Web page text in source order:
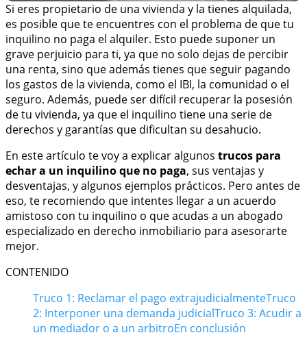
Si eres propietario de una vivienda y la tienes alquilada,
es posible que te encuentres con el problema de que tu
inquilino no paga el alquiler. Esto puede suponer un
grave perjuicio para ti, ya que no solo dejas de percibir
una renta, sino que además tienes que seguir pagando
los gastos de la vivienda, como el IBI, la comunidad o el
seguro. Además, puede ser difícil recuperar la posesión
de tu vivienda, ya que el inquilino tiene una serie de
derechos y garantías que dificultan su desahucio.
En este artículo te voy a explicar algunos trucos para
echar a un inquilino que no paga, sus ventajas y
desventajas, y algunos ejemplos prácticos. Pero antes de
eso, te recomiendo que intentes llegar a un acuerdo
amistoso con tu inquilino o que acudas a un abogado
especializado en derecho inmobiliario para asesorarte
mejor.
CONTENIDO
Truco 1: Reclamar el pago extrajudicialmenteTruco
2: Interponer una demanda judicialTruco 3: Acudir a
un mediador o a un arbitroEn conclusión